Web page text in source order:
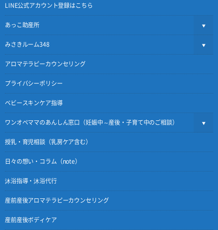
LINE公式アカウント登録はこちら
あっこ助産所
みさきルーム348
アロマテラピーカウンセリング
プライバシーポリシー
ベビースキンケア指導
ワンオペママのあんしん窓口（妊娠中～産後・子育て中のご相談）
授乳・育児相談（乳房ケア含む）
日々の想い・コラム（note）
沐浴指導・沐浴代行
産前産後アロマテラピーカウンセリング
産前産後ボディケア